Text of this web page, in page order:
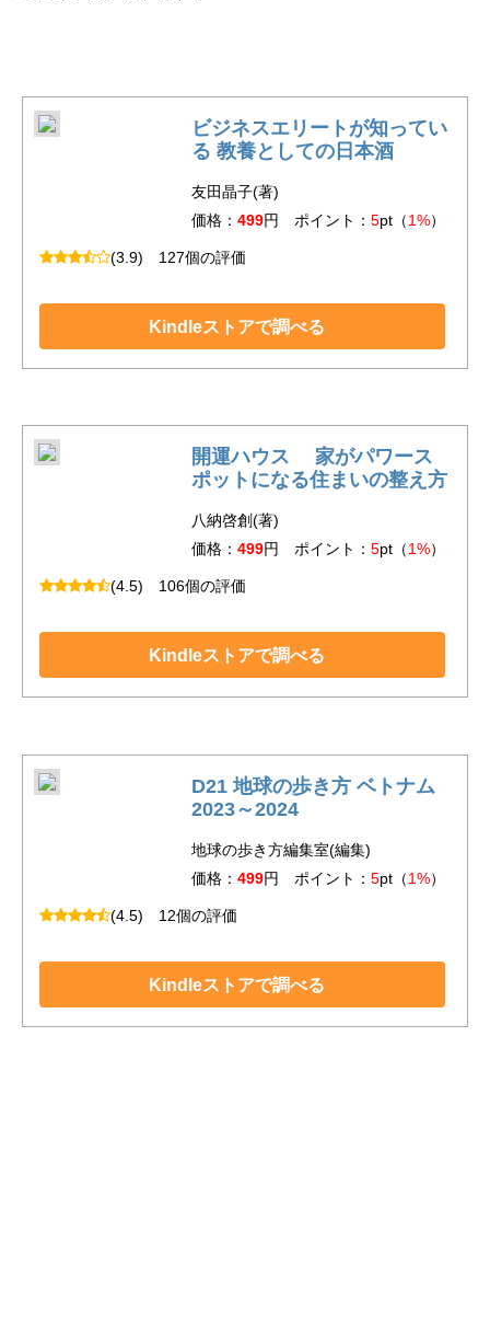
ビジネスエリートが知ってい
る 教養としての日本酒
友田晶子(著)
価格： 499円 ポイント： 5pt（1%）
(3.9) 127個の評価
Kindleストアで調べる
開運ハウス 家がパワース
ポットになる住まいの整え方
八納啓創(著)
価格： 499円 ポイント： 5pt（1%）
(4.5) 106個の評価
Kindleストアで調べる
D21 地球の歩き方 ベトナム
2023～2024
地球の歩き方編集室(編集)
価格： 499円 ポイント： 5pt（1%）
(4.5) 12個の評価
Kindleストアで調べる